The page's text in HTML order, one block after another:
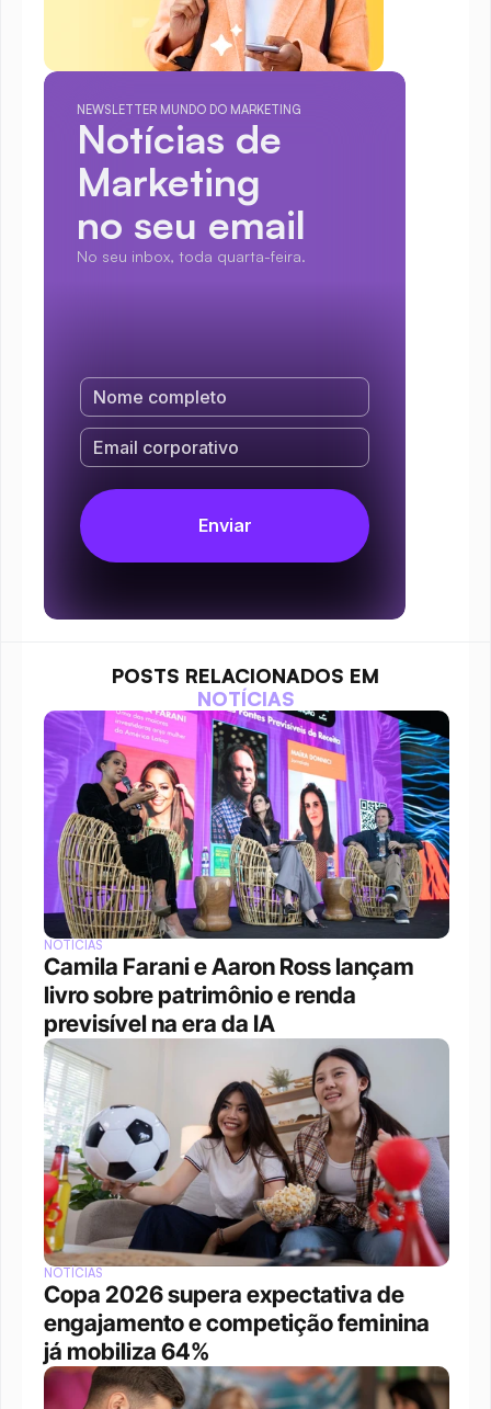
NEWSLETTER MUNDO DO MARKETING
Notícias de
Marketing
no seu email
No seu inbox, toda quarta-feira.
POSTS RELACIONADOS EM
NOTÍCIAS
NOTÍCIAS
Camila Farani e Aaron Ross lançam
livro sobre patrimônio e renda
previsível na era da IA
NOTÍCIAS
Copa 2026 supera expectativa de
engajamento e competição feminina
já mobiliza 64%